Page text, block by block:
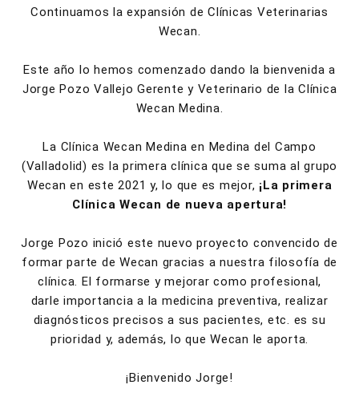
Continuamos la expansión de Clínicas Veterinarias
Wecan.
Este año lo hemos comenzado dando la bienvenida a
Jorge Pozo Vallejo Gerente y Veterinario de la Clínica
Wecan Medina.
La Clínica Wecan Medina en Medina del Campo
(Valladolid) es la primera clínica que se suma al grupo
Wecan en este 2021 y, lo que es mejor, ¡La primera
Clínica Wecan de nueva apertura!
Jorge Pozo inició este nuevo proyecto convencido de
formar parte de Wecan gracias a nuestra filosofía de
clínica. El formarse y mejorar como profesional,
darle importancia a la medicina preventiva, realizar
diagnósticos precisos a sus pacientes, etc. es su
prioridad y, además, lo que Wecan le aporta.
¡Bienvenido Jorge!